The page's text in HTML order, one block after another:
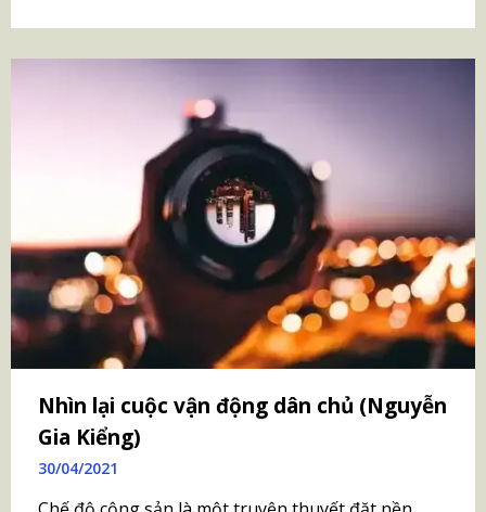
Nhìn lại cuộc vận động dân chủ (Nguyễn
Gia Kiểng)
30/04/2021